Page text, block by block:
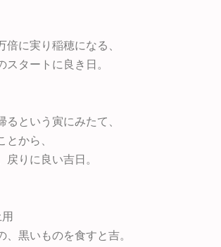
倍に実り稲穂になる、
スタートに良き日。
るという寅にみたて、
とから、
戻りに良い吉日。
、黒いものを食すと吉。